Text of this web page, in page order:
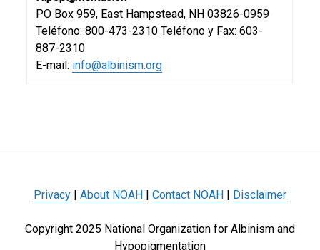
PO Box 959, East Hampstead, NH 03826-0959
Teléfono: 800-473-2310 Teléfono y Fax: 603-
887-2310
E-mail: info@albinism.org
Privacy About NOAH Contact NOAH Disclaimer
Copyright 2025 National Organization for Albinism and
Hypopigmentation